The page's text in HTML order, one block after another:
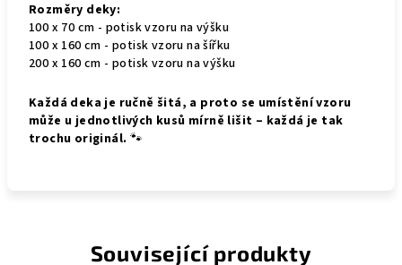
Rozměry deky:
100 x 70 cm - potisk vzoru na výšku
100 x 160 cm - potisk vzoru na šířku
200 x 160 cm - potisk vzoru na výšku
Každá deka je ručně šitá, a proto se umístění vzoru
může u jednotlivých kusů mírně lišit – každá je tak
trochu originál. 🐾
Související produkty